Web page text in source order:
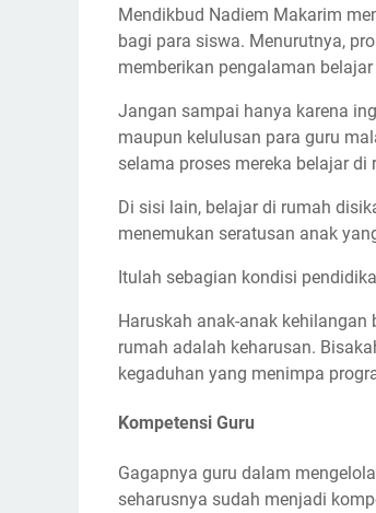
Mendikbud Nadiem Makarim
bagi para siswa. Menurutnya,
memberikan pengalaman
Jangan sampai hanya karena
maupun kelulusan para guru
selama proses mereka belajar
Di sisi lain, belajar di rumah
menemukan seratusan anak
Itulah sebagian kondisi
Haruskah anak-anak
rumah adalah keharusan.
kegaduhan yang menimpa
Kompetensi Guru
Gagapnya guru dalam
seharusnya sudah menjadi